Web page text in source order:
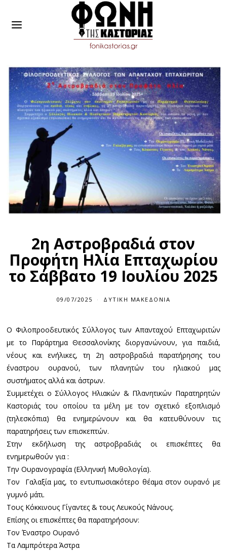
2η Αστροβραδιά στον
Προφήτη Ηλία Επταχωρίου
το Σάββατο 19 Ιουλίου 2025
09/07/2025 ΔΥΤΙΚΉ ΜΑΚΕΔΟΝΊΑ
Ο Φιλοπροοδευτικός Σύλλογος των Απανταχού Επταχωριτών
με το Παράρτημα Θεσσαλονίκης διοργανώνουν, για παιδιά,
νέους και ενήλικες, τη 2η αστροβραδιά παρατήρησης του
έναστρου ουρανού, των πλανητών του ηλιακού μας
συστήματος αλλά και άστρων.
Συμμετέχει ο Σύλλογος Ηλιακών & Πλανητικών Παρατηρητών
Καστοριάς του οποίου τα μέλη με τον σχετικό εξοπλισμό
(τηλεσκόπια) θα ενημερώνουν και θα κατευθύνουν τις
παρατηρήσεις των επισκεπτών.
Στην εκδήλωση της αστροβραδιάς οι επισκέπτες θα
ενημερωθούν για :
Την Ουρανογραφία (Ελληνική Μυθολογία).
Τον Γαλαξία μας, το εντυπωσιακότερο θέαμα στον ουρανό με
γυμνό μάτι.
Τους Κόκκινους Γίγαντες & τους Λευκούς Νάνους.
Επίσης οι επισκέπτες θα παρατηρήσουν:
Τον Έναστρο Ουρανό
Τα Λαμπρότερα Άστρα